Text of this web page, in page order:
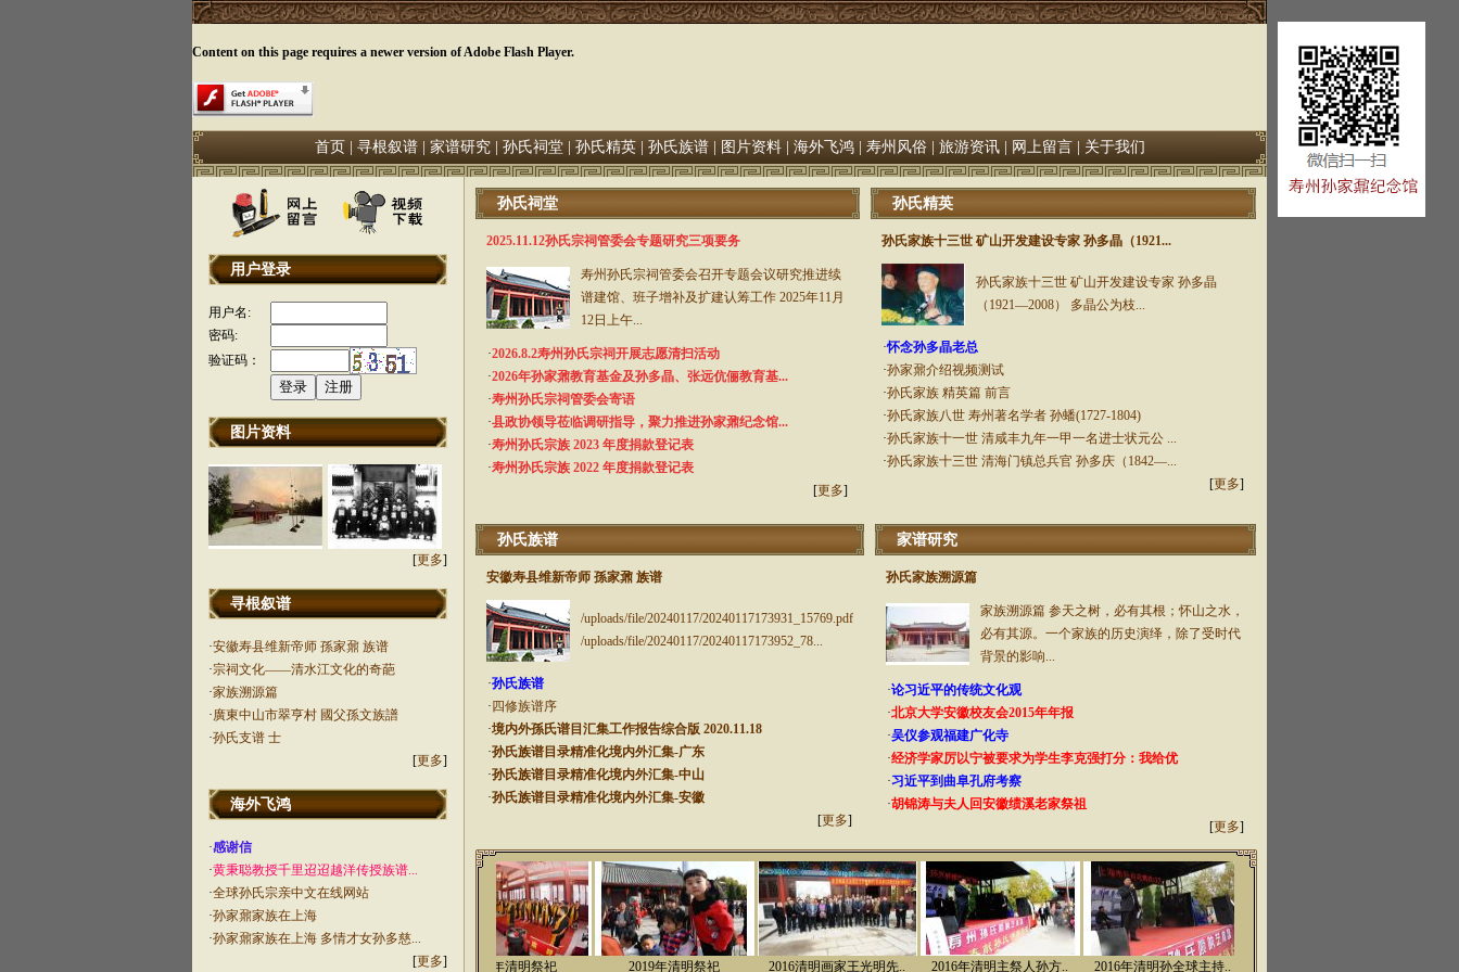
Content on this page requires a newer version of Adobe Flash Player.
首页| 寻根叙谱| 家谱研究| 孙氏祠堂| 孙氏精英| 孙氏族谱| 图片资料| 海外飞鸿| 寿州风俗| 旅游资讯| 网上留言| 关于我们
用户登录
用户名:
密码:
验证码：
图片资料
[更多]
寻根叙谱
·安徽寿县维新帝师 孫家鼐 族谱
·宗祠文化——清水江文化的奇葩
·家族溯源篇
·廣東中山市翠亨村 國父孫文族譜
·孙氏支谱 士
[更多]
海外飞鸿
·感谢信
·黄秉聪教授千里迢迢越洋传授族谱...
·全球孙氏宗亲中文在线网站
·孙家鼐家族在上海
·孙家鼐家族在上海 多情才女孙多慈...
[更多]
孙氏祠堂
2025.11.12孙氏宗祠管委会专题研究三项要务
寿州孙氏宗祠管委会召开专题会议研究推进续
谱建馆、班子增补及扩建认筹工作 2025年11月
12日上午...
·2026.8.2寿州孙氏宗祠开展志愿清扫活动
·2026年孙家鼐教育基金及孙多晶、张远伉俪教育基...
·寿州孙氏宗祠管委会寄语
·县政协领导莅临调研指导，聚力推进孙家鼐纪念馆...
·寿州孙氏宗族 2023 年度捐款登记表
·寿州孙氏宗族 2022 年度捐款登记表
[更多]
孙氏精英
孙氏家族十三世 矿山开发建设专家 孙多晶（1921...
孙氏家族十三世 矿山开发建设专家 孙多晶
（1921—2008） 多晶公为枝...
·怀念孙多晶老总
·孙家鼐介绍视频测试
·孙氏家族 精英篇 前言
·孙氏家族八世 寿州著名学者 孙蟠(1727-1804)
·孙氏家族十一世 清咸丰九年一甲一名进士状元公 ...
·孙氏家族十三世 清海门镇总兵官 孙多庆（1842—...
[更多]
孙氏族谱
安徽寿县维新帝师 孫家鼐 族谱
/uploads/file/20240117/20240117173931_15769.pdf
/uploads/file/20240117/20240117173952_78...
·孙氏族谱
· 四修族谱序
·境内外孫氏谱目汇集工作报告综合版 2020.11.18
·孙氏族谱目录精准化境内外汇集-广东
·孙氏族谱目录精准化境内外汇集-中山
·孙氏族谱目录精准化境内外汇集-安徽
[更多]
家谱研究
孙氏家族溯源篇
家族溯源篇 参天之树，必有其根；怀山之水，
必有其源。一个家族的历史演绎，除了受时代
背景的影响...
·论习近平的传统文化观
·北京大学安徽校友会2015年年报
·吴仪参观福建广化寺
·经济学家厉以宁被要求为学生李克强打分：我给优
·习近平到曲阜孔府考察
·胡锦涛与夫人回安徽绩溪老家祭祖
[更多]
2019年清明祭祀 2019年清明祭祀 2016清明画家王光明先.. 2016年清明主祭人孙方.. 2016年清明孙全球主持..